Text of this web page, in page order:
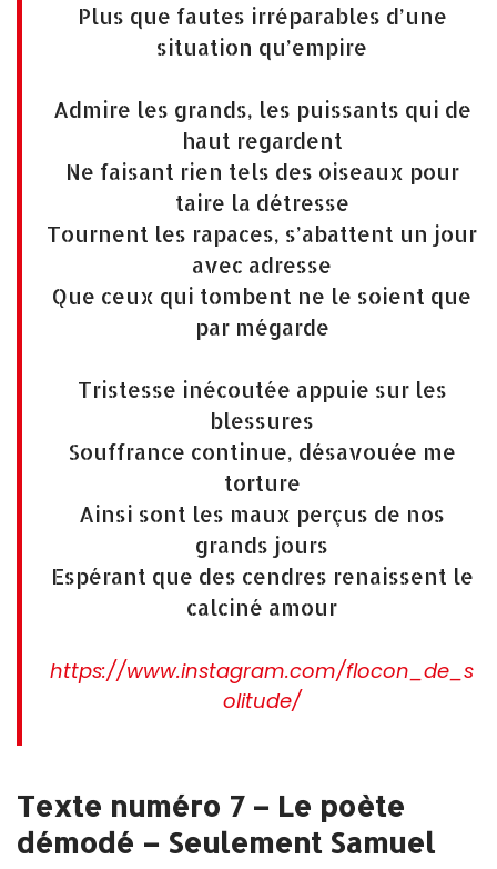
Plus que fautes irréparables d’une
situation qu’empire
Admire les grands, les puissants qui de
haut regardent
Ne faisant rien tels des oiseaux pour
taire la détresse
Tournent les rapaces, s’abattent un jour
avec adresse
Que ceux qui tombent ne le soient que
par mégarde
Tristesse inécoutée appuie sur les
blessures
Souffrance continue, désavouée me
torture
Ainsi sont les maux perçus de nos
grands jours
Espérant que des cendres renaissent le
calciné amour
https://www.instagram.com/flocon_de_s
olitude/
Texte numéro 7 – Le poète
démodé – Seulement Samuel